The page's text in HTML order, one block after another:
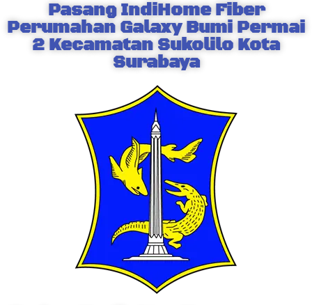
Pasang IndiHome Fiber
Perumahan Galaxy Bumi Permai
2 Kecamatan Sukolilo Kota
Surabaya